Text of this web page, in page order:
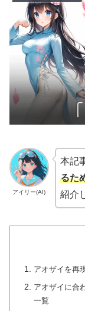
アイリー(AI)
本記
るた
紹介
アオザイを再
アオザイに合
一覧